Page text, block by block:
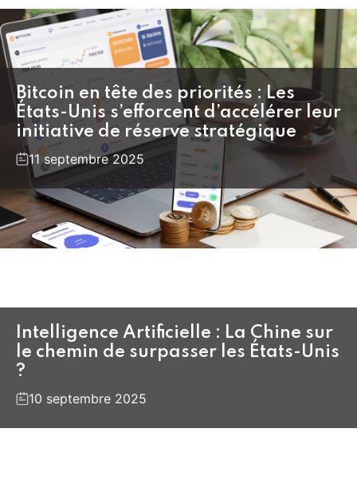
Bitcoin en tête des priorités : Les
États-Unis s’efforcent d’accélérer leur
initiative de réserve stratégique
11 septembre 2025
Intelligence Artificielle : La Chine sur
le chemin de surpasser les États-Unis
?
10 septembre 2025